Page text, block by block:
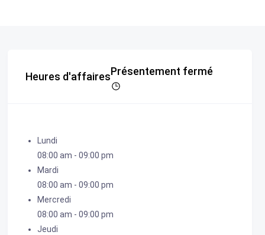
Heures d'affairesPrésentement fermé
Lundi
08:00 am - 09:00 pm
Mardi
08:00 am - 09:00 pm
Mercredi
08:00 am - 09:00 pm
Jeudi